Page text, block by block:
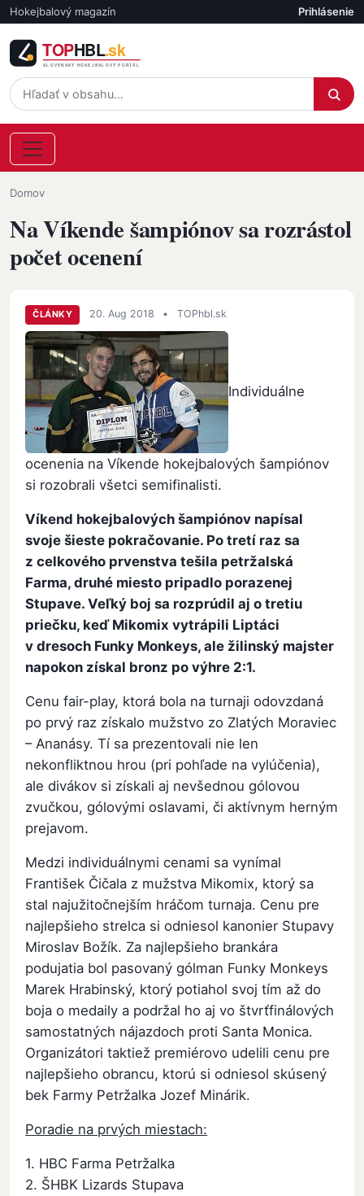
Skočiť na hlavný obsah
Hokejbalový magazín Účet
Prihlásenie
Omrvinka
Domov
Na Víkende šampiónov sa rozrástol
počet ocenení
ČLÁNKY 20. Aug 2018 • TOPhbl.sk
Individuálne
ocenenia na Víkende hokejbalových šampiónov
si rozobrali všetci semifinalisti.
Víkend hokejbalových šampiónov napísal
svoje šieste pokračovanie. Po tretí raz sa
z celkového prvenstva tešila petržalská
Farma, druhé miesto pripadlo porazenej
Stupave. Veľký boj sa rozprúdil aj o tretiu
priečku, keď Mikomix vytrápili Liptáci
v dresoch Funky Monkeys, ale žilinský majster
napokon získal bronz po výhre 2:1.
Cenu fair-play, ktorá bola na turnaji odovzdaná
po prvý raz získalo mužstvo zo Zlatých Moraviec
– Ananásy. Tí sa prezentovali nie len
nekonfliktnou hrou (pri pohľade na vylúčenia),
ale divákov si získali aj nevšednou gólovou
zvučkou, gólovými oslavami, či aktívnym herným
prejavom.
Medzi individuálnymi cenami sa vynímal
František Čičala z mužstva Mikomix, ktorý sa
stal najužitočnejším hráčom turnaja. Cenu pre
najlepšieho strelca si odniesol kanonier Stupavy
Miroslav Božík. Za najlepšieho brankára
podujatia bol pasovaný gólman Funky Monkeys
Marek Hrabinský, ktorý potiahol svoj tím až do
boja o medaily a podržal ho aj vo štvrťfinálových
samostatných nájazdoch proti Santa Monica.
Organizátori taktiež premiérovo udelili cenu pre
najlepšieho obrancu, ktorú si odniesol skúsený
bek Farmy Petržalka Jozef Minárik.
Poradie na prvých miestach:
1. HBC Farma Petržalka
2. ŠHBK Lizards Stupava